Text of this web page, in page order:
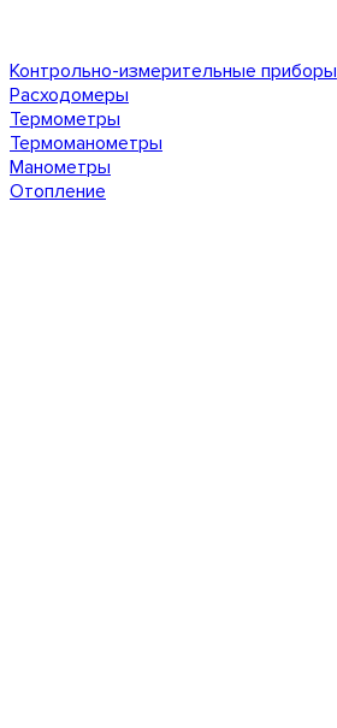
Контрольно-измерительные приборы
Расходомеры
Термометры
Термоманометры
Манометры
Отопление